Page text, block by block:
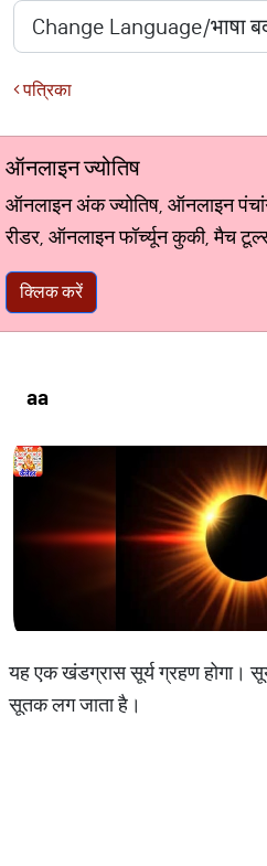
पत्रिका
ऑनलाइन ज्योतिष
ऑनलाइन अंक ज्योतिष, ऑनलाइन
रीडर, ऑनलाइन फॉर्च्यून कुकी, मैच
क्लिक करें
aa
यह एक खंडग्रास सूर्य ग्रहण होगा।
सूतक लग जाता है।